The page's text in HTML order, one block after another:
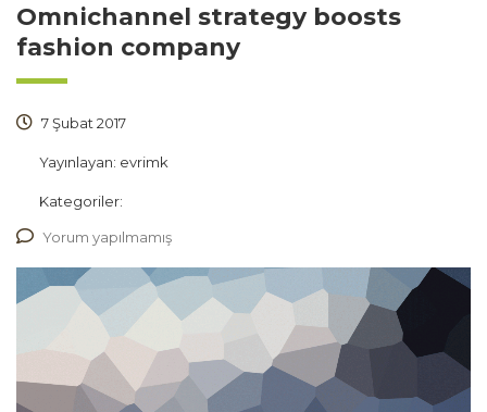
Omnichannel strategy boosts
fashion company
7 Şubat 2017
Yayınlayan: evrimk
Kategoriler:
Yorum yapılmamış